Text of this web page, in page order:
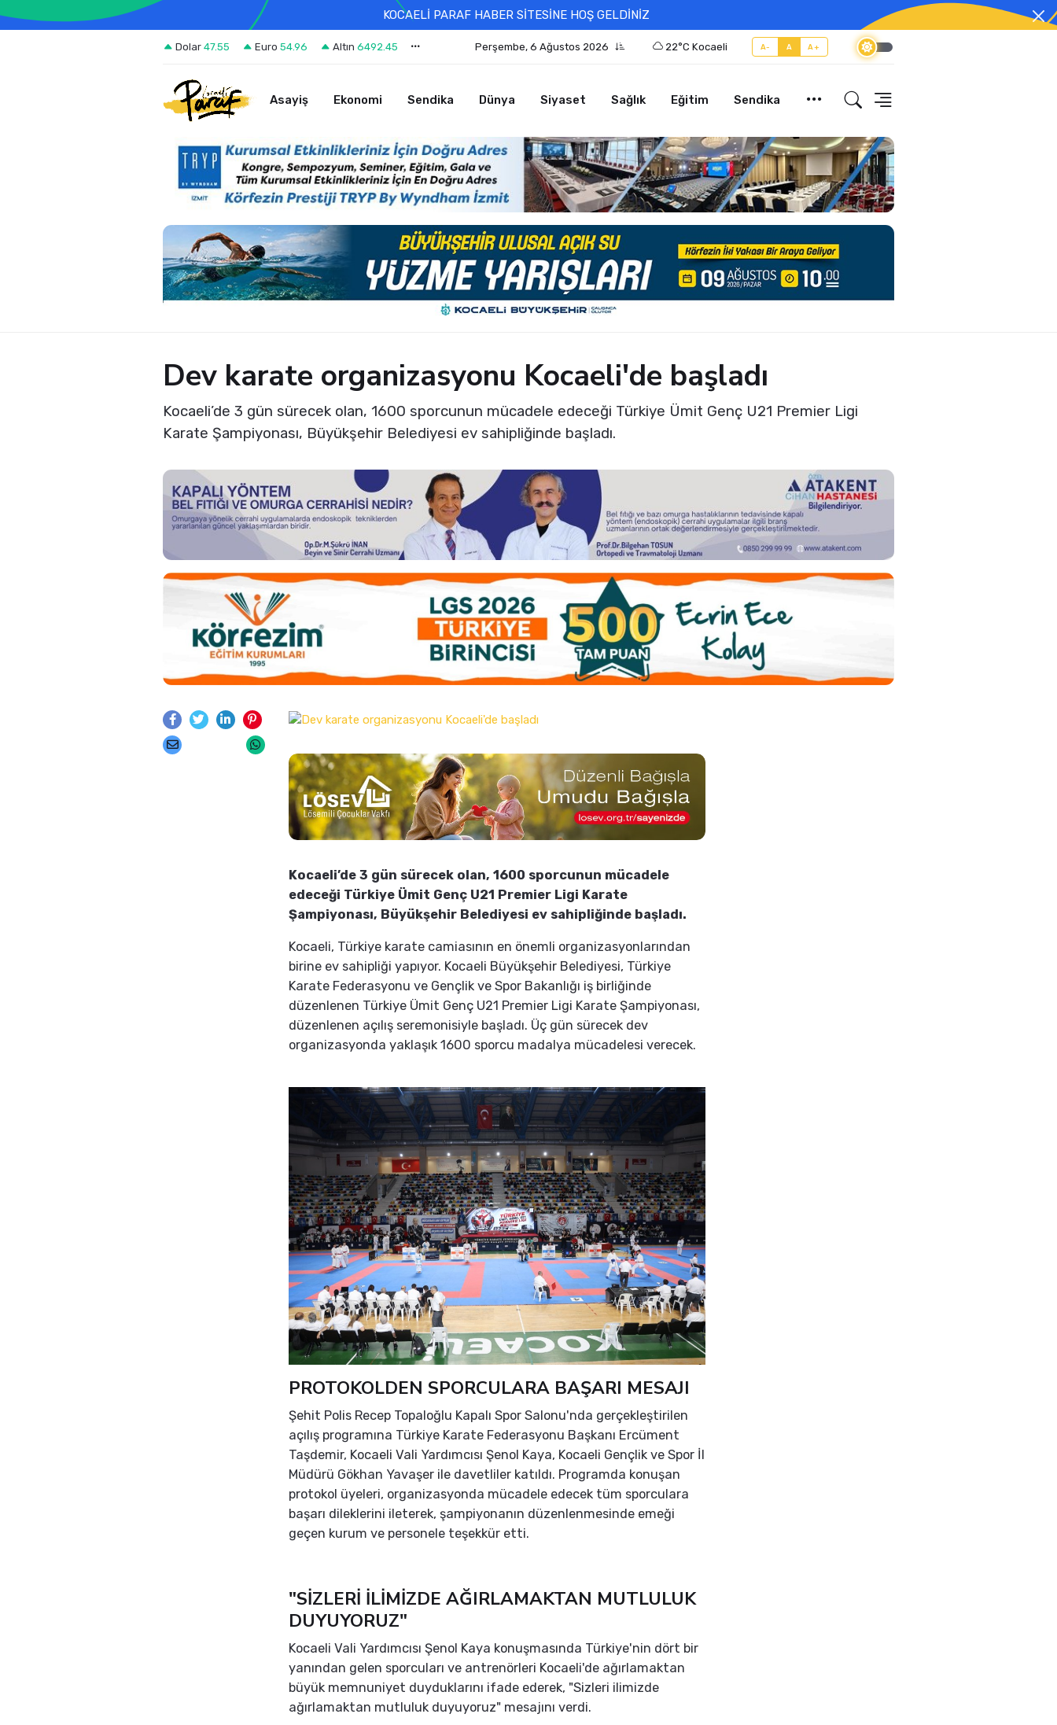
KOCAELİ PARAF HABER SİTESİNE HOŞ GELDİNİZ
Dolar 47.55 Euro 54.96 Altın 6492.45 Perşembe, 6 Ağustos 2026 22°C Kocaeli A- A A+
Asayiş Ekonomi Sendika Dünya Siyaset Sağlık Eğitim Sendika
Dev karate organizasyonu Kocaeli'de başladı
Kocaeli’de 3 gün sürecek olan, 1600 sporcunun mücadele edeceği Türkiye Ümit Genç U21 Premier Ligi
Karate Şampiyonası, Büyükşehir Belediyesi ev sahipliğinde başladı.
Kocaeli’de 3 gün sürecek olan, 1600 sporcunun mücadele
edeceği Türkiye Ümit Genç U21 Premier Ligi Karate
Şampiyonası, Büyükşehir Belediyesi ev sahipliğinde başladı.
Kocaeli, Türkiye karate camiasının en önemli organizasyonlarından
birine ev sahipliği yapıyor. Kocaeli Büyükşehir Belediyesi, Türkiye
Karate Federasyonu ve Gençlik ve Spor Bakanlığı iş birliğinde
düzenlenen Türkiye Ümit Genç U21 Premier Ligi Karate Şampiyonası,
düzenlenen açılış seremonisiyle başladı. Üç gün sürecek dev
organizasyonda yaklaşık 1600 sporcu madalya mücadelesi verecek.
PROTOKOLDEN SPORCULARA BAŞARI MESAJI
Şehit Polis Recep Topaloğlu Kapalı Spor Salonu'nda gerçekleştirilen
açılış programına Türkiye Karate Federasyonu Başkanı Ercüment
Taşdemir, Kocaeli Vali Yardımcısı Şenol Kaya, Kocaeli Gençlik ve Spor İl
Müdürü Gökhan Yavaşer ile davetliler katıldı. Programda konuşan
protokol üyeleri, organizasyonda mücadele edecek tüm sporculara
başarı dileklerini ileterek, şampiyonanın düzenlenmesinde emeği
geçen kurum ve personele teşekkür etti.
"SİZLERİ İLİMİZDE AĞIRLAMAKTAN MUTLULUK
DUYUYORUZ"
Kocaeli Vali Yardımcısı Şenol Kaya konuşmasında Türkiye'nin dört bir
yanından gelen sporcuları ve antrenörleri Kocaeli'de ağırlamaktan
büyük memnuniyet duyduklarını ifade ederek, "Sizleri ilimizde
ağırlamaktan mutluluk duyuyoruz" mesajını verdi.